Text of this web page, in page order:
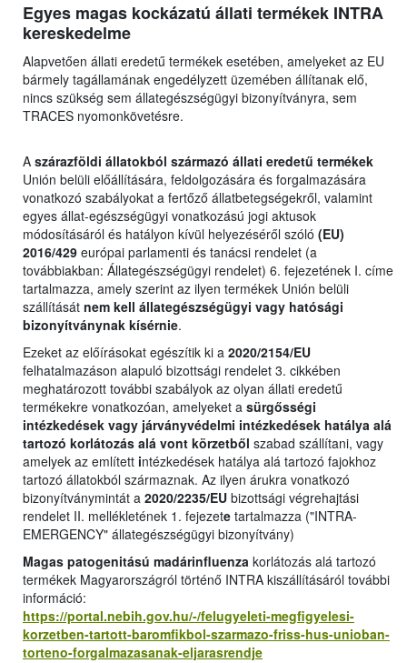
Egyes magas kockázatú állati termékek INTRA
kereskedelme
Alapvetően állati eredetű termékek esetében, amelyeket az EU
bármely tagállamának engedélyzett üzemében állítanak elő,
nincs szükség sem állategészségügyi bizonyítványra, sem
TRACES nyomonkövetésre.
A szárazföldi állatokból származó állati eredetű termékek
Unión belüli előállítására, feldolgozására és forgalmazására
vonatkozó szabályokat a fertőző állatbetegségekről, valamint
egyes állat-egészségügyi vonatkozású jogi aktusok
módosításáról és hatályon kívül helyezéséről szóló (EU)
2016/429 európai parlamenti és tanácsi rendelet (a
továbbiakban: Állategészségügyi rendelet) 6. fejezetének I. címe
tartalmazza, amely szerint az ilyen termékek Unión belüli
szállítását nem kell állategészségügyi vagy hatósági
bizonyítványnak kísérnie.
Ezeket az előírásokat egészítik ki a 2020/2154/EU
felhatalmazáson alapuló bizottsági rendelet 3. cikkében
meghatározott további szabályok az olyan állati eredetű
termékekre vonatkozóan, amelyeket a sürgősségi
intézkedések vagy járványvédelmi intézkedések hatálya alá
tartozó korlátozás alá vont körzetből szabad szállítani, vagy
amelyek az említett intézkedések hatálya alá tartozó fajokhoz
tartozó állatokból származnak. Az ilyen árukra vonatkozó
bizonyítványmintát a 2020/2235/EU bizottsági végrehajtási
rendelet II. mellékletének 1. fejezete tartalmazza ("INTRA-
EMERGENCY" állategészségügyi bizonyítvány)
Magas patogenitású madárinfluenza korlátozás alá tartozó
termékek Magyarországról történő INTRA kiszállításáról további
információ:
https://portal.nebih.gov.hu/-/felugyeleti-megfigyelesi-
korzetben-tartott-baromfikbol-szarmazo-friss-hus-unioban-
torteno-forgalmazasanak-eljarasrendje